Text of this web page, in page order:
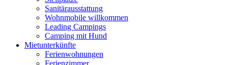
Sanitärausstattung
Wohnmobile willkommen
Leading Campings
Camping mit Hund
Mietunterkünfte
Ferienwohnungen
Ferienzimmer